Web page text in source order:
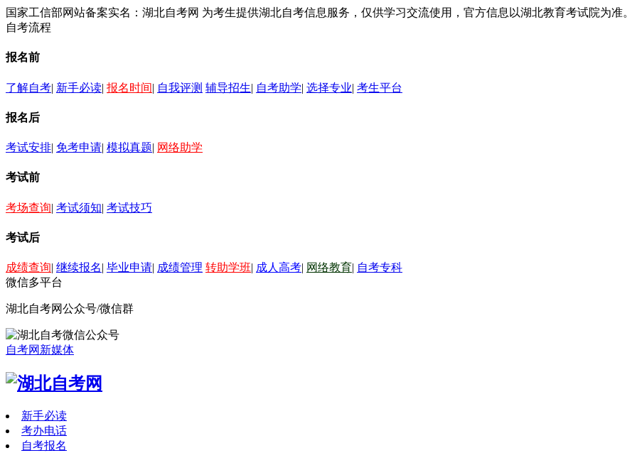
国家工信部网站备案实名：湖北自考网 为考生提供湖北自考信息服务，仅供学习交流使用，官方信息以湖北教育考试院为准。
自考流程
报名前
了解自考| 新手必读| 报名时间| 自我评测 辅导招生| 自考助学| 选择专业| 考生平台
报名后
考试安排| 免考申请| 模拟真题| 网络助学
考试前
考场查询| 考试须知| 考试技巧
考试后
成绩查询| 继续报名| 毕业申请| 成绩管理 转助学班| 成人高考| 网络教育| 自考专科
微信多平台
湖北自考网公众号/微信群
自考网新媒体
新手必读
考办电话
自考报名